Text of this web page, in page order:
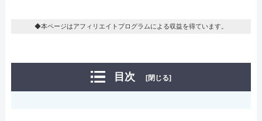
◆本ページはアフィリエイトプログラムによる収益を得ています。
目次 [閉じる]